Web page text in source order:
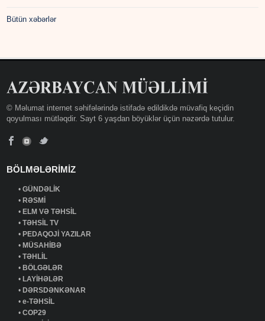
Bütün xəbərlər
© Məlumat internet səhifələrində istifadə edildikdə müvafiq keçidin
qoyulması mütləqdir. Sayt 6 yaşdan böyüklər üçün nəzərdə tutulur.
BÖLMƏLƏRİMİZ
•GÜNDƏLİK
•RƏSMİ
•ELM VƏ TƏHSİL
•TƏHSİL TV
•PEDAQOJİ YAZILAR
•MÜSAHİBƏ
•TƏHLİL
•BÖLGƏLƏR
•LAYİHƏLƏR
•DƏRSDƏNKƏNAR
•e-TƏHSİL
•COP29